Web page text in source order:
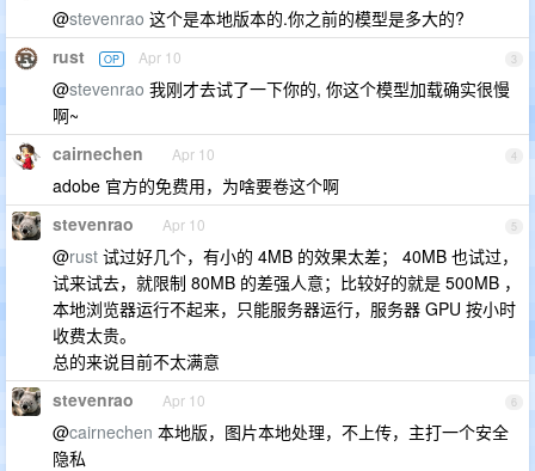
@stevenrao 这个是本地版本的.你之前的模型是多大的?
3
rust OP Apr 10
@stevenrao 我刚才去试了一下你的, 你这个模型加载确实很慢
啊~
4
cairnechen Apr 10
adobe 官方的免费用，为啥要卷这个啊
5
stevenrao Apr 10
@rust 试过好几个，有小的 4MB 的效果太差； 40MB 也试过，
试来试去，就限制 80MB 的差强人意；比较好的就是 500MB ，
本地浏览器运行不起来，只能服务器运行，服务器 GPU 按小时
收费太贵。
总的来说目前不太满意
6
stevenrao Apr 10
@cairnechen 本地版，图片本地处理，不上传，主打一个安全
隐私